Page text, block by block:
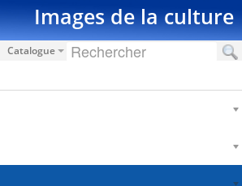
Images de la culture
Catalogue